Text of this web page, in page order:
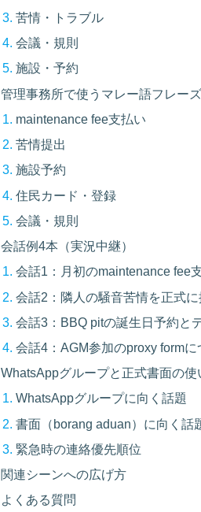
苦情・トラブル
会議・規則
施設・予約
管理事務所で使うマレー語フレー
maintenance fee支払い
苦情提出
施設予約
住民カード・登録
会議・規則
会話例4本（実況中継）
会話1：月初のmaintenance fee
会話2：隣人の騒音苦情を正式に
会話3：BBQ pitの誕生日予約と
会話4：AGM参加のproxy formに
WhatsAppグループと正式書面の使
WhatsAppグループに向く話題
書面（borang aduan）に向く話
緊急時の連絡優先順位
関連シーンへの広げ方
よくある質問